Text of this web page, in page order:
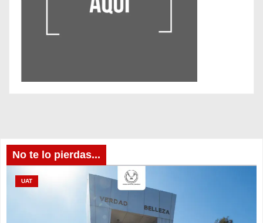
No te lo pierdas...
UAT